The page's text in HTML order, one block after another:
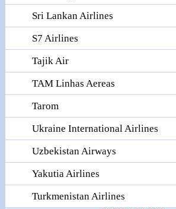
Sri Lankan Airlines
S7 Airlines
Tajik Air
TAM Linhas Aereas
Tarom
Ukraine International Airlines
Uzbekistan Airways
Yakutia Airlines
Turkmenistan Airlines